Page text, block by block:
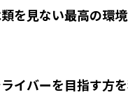
を見ない最高の環
イバーを目指す方